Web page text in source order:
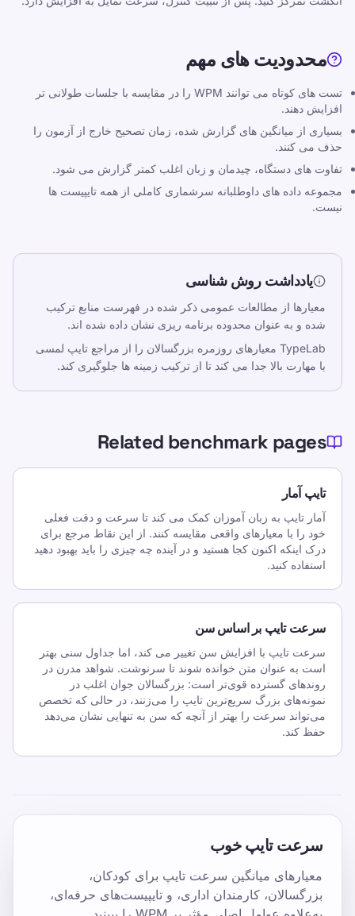
منابع
تایپ کردن را برای کودکان، نوجوانان، بزرگسالان و
سالمندان سرگرم کننده و موثر کنید. با روش ساخت
سیاست حفظ حریم خصوصی
شرایط خدمات
Editorial Policy
تماس بگیرید
آموزش
بازی ها
قیمت گذاری
تایپ آمار
میانگین سرعت تایپ
TypeLab X·TypeLab LinkedIn·TypeLab
YouTube
محدودیت های مهم
تست های کوتاه می توانند WPM را در مقایسه با جلسات طولانی تر
افزایش دهند.
بسیاری از میانگین های گزارش شده، زمان تصحیح خارج از آزمون را
حذف می کنند.
تفاوت های دستگاه، چیدمان و زبان اغلب کمتر گزارش می شود.
مجموعه داده های داوطلبانه سرشماری کاملی از همه تایپیست ها
نیست.
یادداشت روش شناسی
معیارها از مطالعات عمومی ذکر شده در فهرست منابع ترکیب
شده و به عنوان محدوده برنامه ریزی نشان داده شده اند.
TypeLab معیارهای روزمره بزرگسالان را از مراجع تایپ لمسی
با مهارت بالا جدا می کند تا از ترکیب زمینه ها جلوگیری کند.
Related benchmark pages
تایپ آمار
آمار تایپ به زبان آموزان کمک می کند تا سرعت و دقت فعلی
خود را با معیارهای واقعی مقایسه کنند. از این نقاط مرجع برای
درک اینکه اکنون کجا هستید و در آینده چه چیزی را باید بهبود دهید
استفاده کنید.
سرعت تایپ بر اساس سن
سرعت تایپ با افزایش سن تغییر می کند، اما جداول سنی بهتر
است به عنوان متن خوانده شوند تا سرنوشت. شواهد مدرن در
روندهای گسترده قوی‌تر است: بزرگسالان جوان اغلب در
نمونه‌های بزرگ سریع‌ترین تایپ را می‌زنند، در حالی که تخصص
می‌تواند سرعت را بهتر از آنچه که سن به تنهایی نشان می‌دهد
حفظ کند.
سرعت تایپ خوب
معیارهای میانگین سرعت تایپ برای کودکان،
بزرگسالان، کارمندان اداری، و تایپیست‌های حرفه‌ای،